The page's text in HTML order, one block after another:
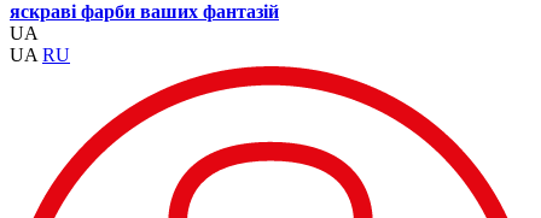
яскраві фарби ваших фантазій
UA
UA RU